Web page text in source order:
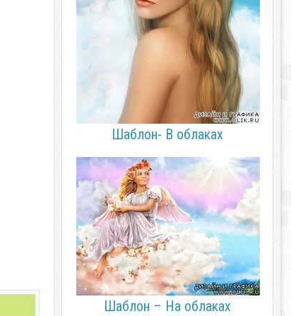
Шаблон- В облаках
Шаблон – На облаках